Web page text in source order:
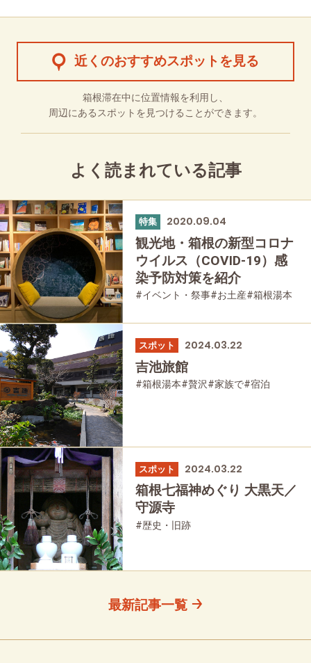
近くのおすすめスポットを見る
箱根滞在中に位置情報を利用し、
周辺にあるスポットを見つけることができます。
よく読まれている記事
特集 2020.09.04
観光地・箱根の新型コロナ
ウイルス（COVID-19）感
染予防対策を紹介
#イベント・祭事#お土産#箱根湯本
#友人グループで#宿泊#グルメ
#母と娘で
スポット 2024.03.22
吉池旅館
#箱根湯本#贅沢#家族で#宿泊
スポット 2024.03.22
箱根七福神めぐり 大黒天／
守源寺
#歴史・旧跡
最新記事一覧